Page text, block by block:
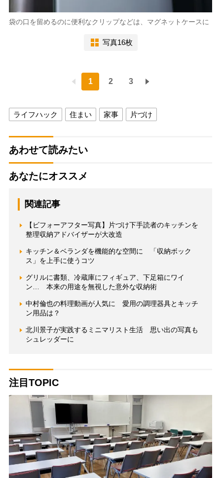
袋の口を留めるのに便利なクリップなどは、マグネットケースに
写真16枚
1 2 3
ライフハック 住まい 家事 片づけ
あわせて読みたい
あなたにオススメ
関連記事
【ビフォーアフター写真】片づけ下手読者のキッチンを
整理収納アドバイザーが大改造
キッチン＆ベランダを機能的な空間に 「収納ボック
ス」を上手に使うコツ
グリルに書類、冷蔵庫にフィギュア、下足箱にワイ
ン… 本来の用途を無視した意外な収納術
中村倫也の料理動画が人気に 愛用の調理器具とキッチ
ン用品は？
北川景子が実践するミニマリスト生活 思い出の写真も
シュレッダーに
注目TOPIC